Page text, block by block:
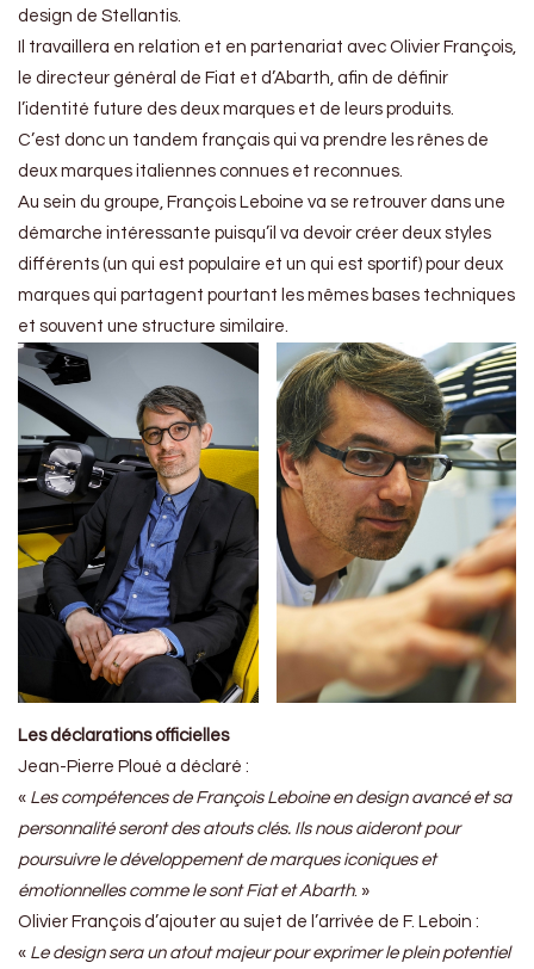
design de Stellantis.
Il travaillera en relation et en partenariat avec Olivier François,
le directeur général de Fiat et d’Abarth, afin de définir
l’identité future des deux marques et de leurs produits.
C’est donc un tandem français qui va prendre les rênes de
deux marques italiennes connues et reconnues.
Au sein du groupe, François Leboine va se retrouver dans une
démarche intéressante puisqu’il va devoir créer deux styles
différents (un qui est populaire et un qui est sportif) pour deux
marques qui partagent pourtant les mêmes bases techniques
et souvent une structure similaire.
Les déclarations officielles
Jean-Pierre Ploué a déclaré :
« Les compétences de François Leboine en design avancé et sa
personnalité seront des atouts clés. Ils nous aideront pour
poursuivre le développement de marques iconiques et
émotionnelles comme le sont Fiat et Abarth. »
Olivier François d’ajouter au sujet de l’arrivée de F. Leboin :
« Le design sera un atout majeur pour exprimer le plein potentiel